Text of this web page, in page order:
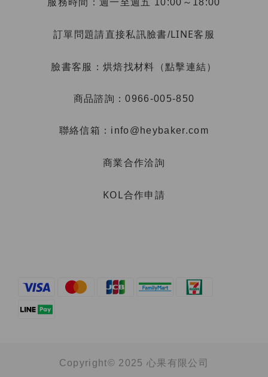
服務時間：週一至週五 10:00～18:00
訂單問題請直接私訊臉書/LINE客服
臉書客服： 烘焙找材料（點擊連結）
商品諮詢：0966-005-850
聯絡信箱：info@heybaker.com
商業合作洽詢
KOL合作申請
Copyright© 2025 心果有限公司